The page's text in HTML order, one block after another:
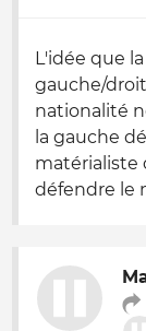
L'idée que
gauche/
nationalité
la gauche
matérialiste
défendre le